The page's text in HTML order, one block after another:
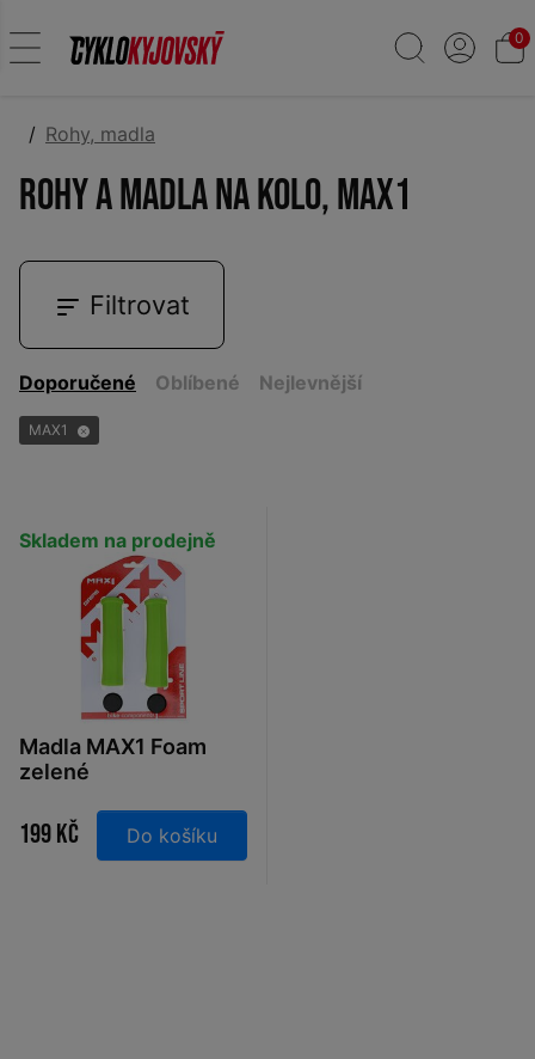
0
Rohy, madla
Rohy a madla na kolo, MAX1
Filtrovat
Doporučené Oblíbené Nejlevnější
MAX1
Skladem na prodejně
Madla MAX1 Foam
zelené
199 Kč Do košíku